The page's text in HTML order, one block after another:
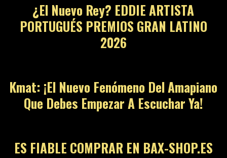
¿El Nuevo Rey? EDDIE ARTISTA
PORTUGUÉS PREMIOS GRAN LATINO
2026
Kmat: ¡El Nuevo Fenómeno Del Amapiano
Que Debes Empezar A Escuchar Ya!
ES FIABLE COMPRAR EN BAX-SHOP.ES